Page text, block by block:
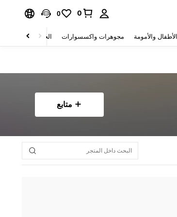
0
0
الأطفال والأمومة مجوهرات واكسسوارات الحقائب والأمتعة
متابع